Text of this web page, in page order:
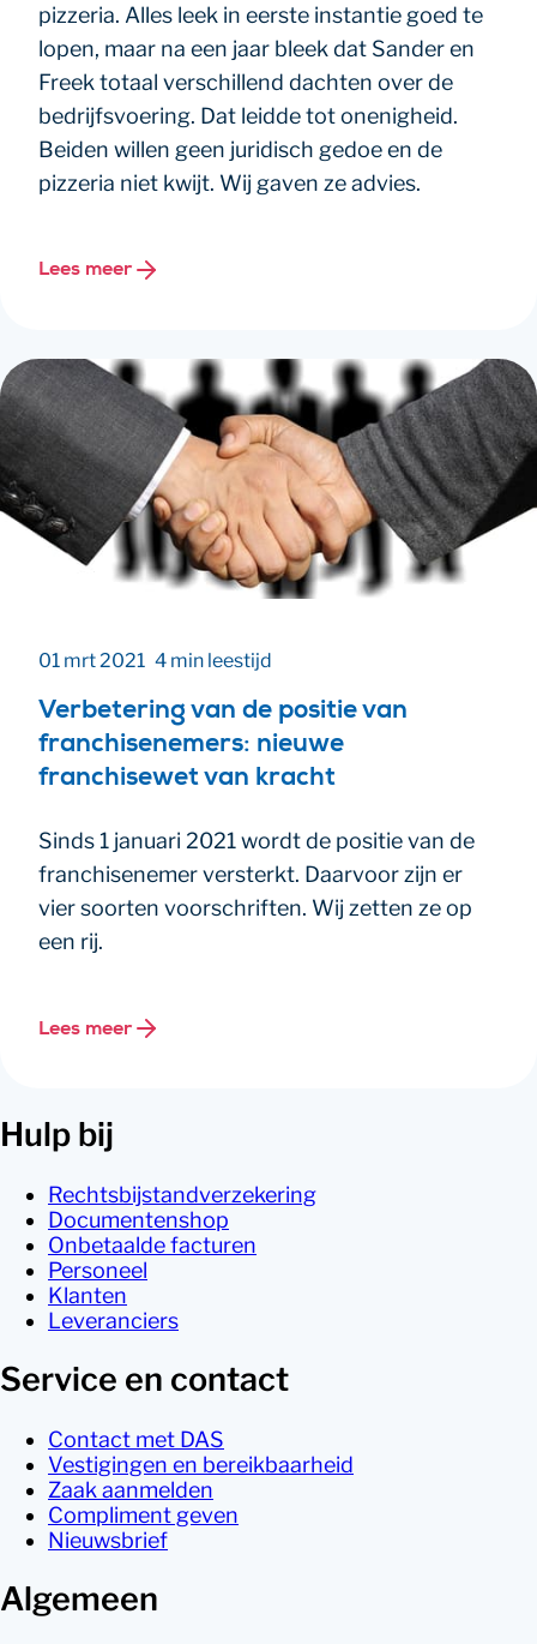
pizzeria. Alles leek in eerste instantie goed te
lopen, maar na een jaar bleek dat Sander en
Freek totaal verschillend dachten over de
bedrijfsvoering. Dat leidde tot onenigheid.
Beiden willen geen juridisch gedoe en de
pizzeria niet kwijt. Wij gaven ze advies.
Lees meer
01 mrt 2021 4 min leestijd
Verbetering van de positie van
franchisenemers: nieuwe
franchisewet van kracht
Sinds 1 januari 2021 wordt de positie van de
franchisenemer versterkt. Daarvoor zijn er
vier soorten voorschriften. Wij zetten ze op
een rij.
Lees meer
Hulp bij
Rechtsbijstandverzekering
Documentenshop
Onbetaalde facturen
Personeel
Klanten
Leveranciers
Service en contact
Contact met DAS
Vestigingen en bereikbaarheid
Zaak aanmelden
Compliment geven
Nieuwsbrief
Algemeen